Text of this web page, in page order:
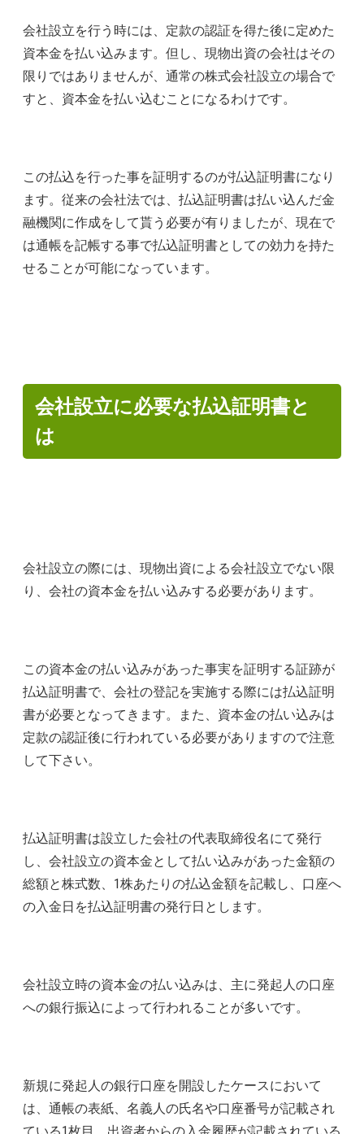
会社設立を行う時には、定款の認証を得た後に定めた
資本金を払い込みます。但し、現物出資の会社はその
限りではありませんが、通常の株式会社設立の場合で
すと、資本金を払い込むことになるわけです。
この払込を行った事を証明するのが払込証明書になり
ます。従来の会社法では、払込証明書は払い込んだ金
融機関に作成をして貰う必要が有りましたが、現在で
は通帳を記帳する事で払込証明書としての効力を持た
せることが可能になっています。
会社設立に必要な払込証明書と
は
会社設立の際には、現物出資による会社設立でない限
り、会社の資本金を払い込みする必要があります。
この資本金の払い込みがあった事実を証明する証跡が
払込証明書で、会社の登記を実施する際には払込証明
書が必要となってきます。また、資本金の払い込みは
定款の認証後に行われている必要がありますので注意
して下さい。
払込証明書は設立した会社の代表取締役名にて発行
し、会社設立の資本金として払い込みがあった金額の
総額と株式数、1株あたりの払込金額を記載し、口座へ
の入金日を払込証明書の発行日とします。
会社設立時の資本金の払い込みは、主に発起人の口座
への銀行振込によって行われることが多いです。
新規に発起人の銀行口座を開設したケースにおいて
は、通帳の表紙、名義人の氏名や口座番号が記載され